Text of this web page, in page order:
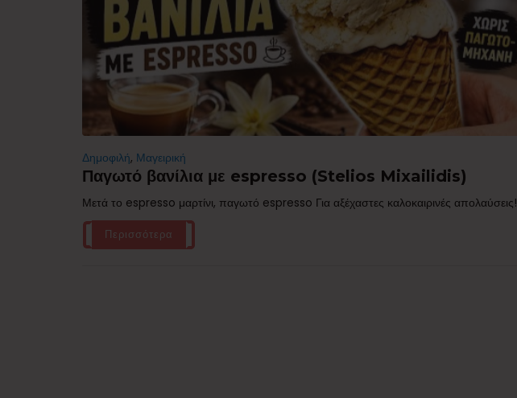
Δημοφιλή, Μαγειρική
Παγωτό βανίλια με espresso (Stelios Mixailidis)
Μετά το espresso μαρτίνι, παγωτό espresso Για αξέχαστες καλοκαιρινές απολαύσεις!
Περισσότερα